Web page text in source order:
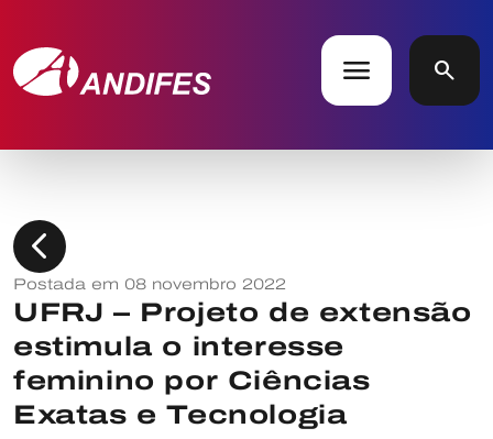
menu search
chevron_left
Postada em 08 novembro 2022
UFRJ – Projeto de extensão
estimula o interesse
feminino por Ciências
Exatas e Tecnologia